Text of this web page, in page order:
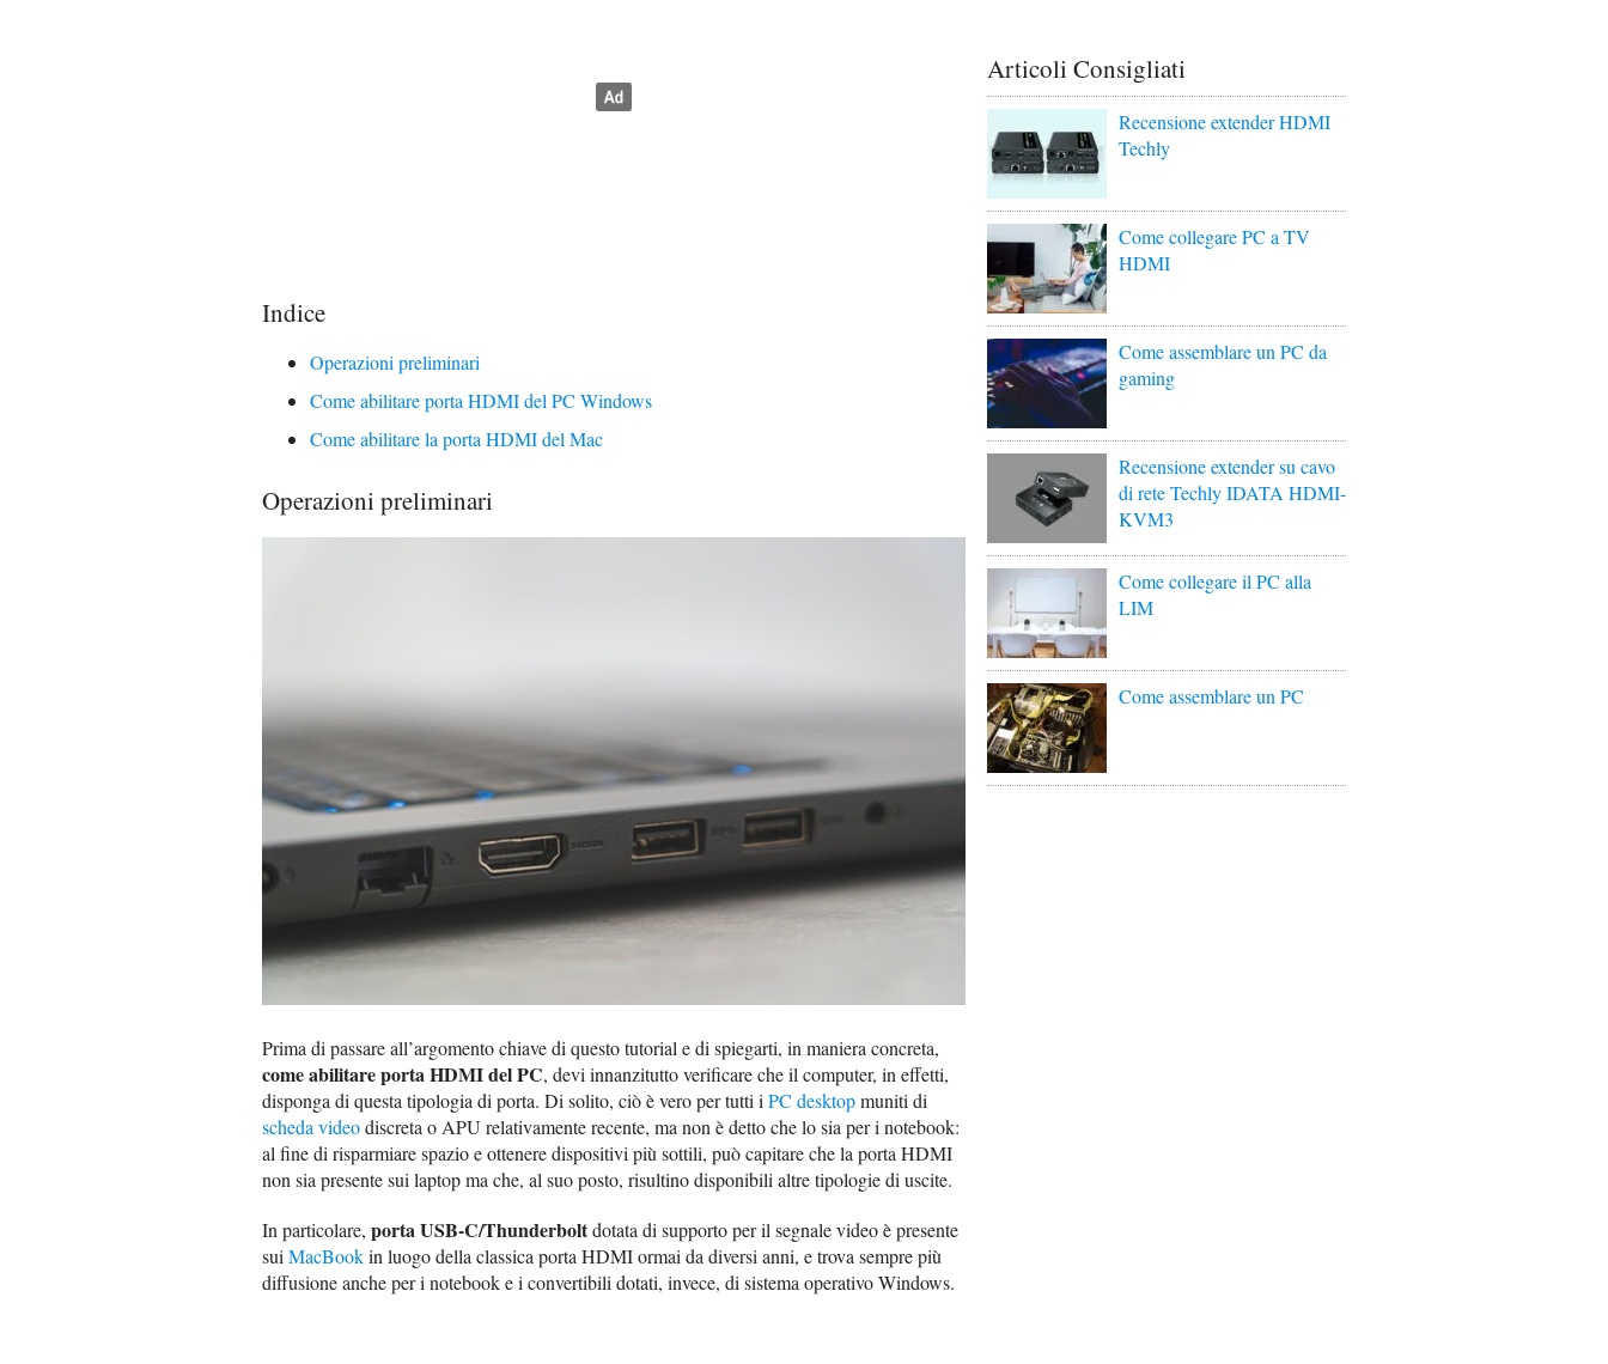
Indice
Operazioni preliminari
Come abilitare porta HDMI del PC Windows
Come abilitare la porta HDMI del Mac
Operazioni preliminari
Prima di passare all’argomento chiave di questo tutorial e di spiegarti, in maniera concreta,
come abilitare porta HDMI del PC, devi innanzitutto verificare che il computer, in effetti,
disponga di questa tipologia di porta. Di solito, ciò è vero per tutti iPC desktopmuniti di
scheda videodiscreta o APU relativamente recente, ma non è detto che lo sia per i notebook:
al fine di risparmiare spazio e ottenere dispositivi più sottili, può capitare che la porta HDMI
non sia presente sui laptop ma che, al suo posto, risultino disponibili altre tipologie di uscite.
In particolare, porta USB-C/Thunderboltdotata di supporto per il segnale video è presente
suiMacBookin luogo della classica porta HDMI ormai da diversi anni, e trova sempre più
diffusione anche per i notebook e i convertibili dotati, invece, di sistema operativo Windows.
Articoli Consigliati
Recensione extender HDMI
Techly
Come collegare PC a TV
HDMI
Come assemblare un PC da
gaming
Recensione extender su cavo
di rete Techly IDATA HDMI-
KVM3
Come collegare il PC alla
LIM
Come assemblare un PC